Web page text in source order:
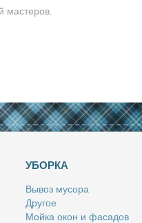
мастеров.
УБОРКА
Вы­воз му­со­ра
Дру­гое
Мой­ка окон и фа­са­дов